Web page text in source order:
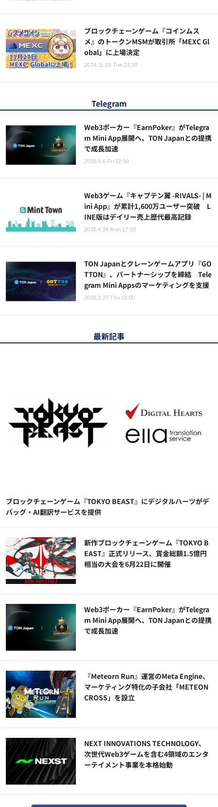
ブロックチェーンゲーム『コインムス
メ』のトークンMSMが取引所「MEXC Gl
obal」に上場決定
2024.11.26 Tue 21:30
Telegram
Web3ポーカー『EarnPoker』がTelegra
m Mini App展開へ、TON Japanとの提携
で成長加速
2025.6.6 Fri 22:00
Web3ゲーム『キャプテン翼 -RIVALS- | M
ini App』が累計1,600万ユーザー突破 L
INE版はデイリー売上歴代最高記録
2025.4.28 Mon 17:00
TON Japanとクレーンゲームアプリ『GO
TTON』、パートナーシップを締結 Tele
gram Mini Appsのマーケティングを支援
2025.2.27 Thu 16:00
最新記事
ブロックチェーンゲーム『TOKYO BEAST』にデジタルハーツがデ
バッグ・AI翻訳サービスを提供
新作ブロックチェーンゲーム『TOKYO B
EAST』正式リリース、賞金総額1.5億円
相当の大会を6月22日に開催
Web3ポーカー『EarnPoker』がTelegra
m Mini App展開へ、TON Japanとの提携
で成長加速
『Meteorn Run』運営のMeta Engine、
マーケティング特化の子会社「METEON
CROSS」を設立
NEXT INNOVATIONS TECHNOLOGY、
次世代Web3ゲームを含む4領域のエンタ
ーテイメント事業を本格始動